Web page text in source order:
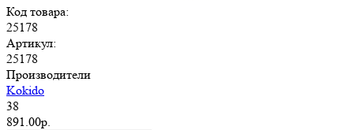
Код товара:
25178
Артикул:
25178
Производители
Kokido
38
891.00р.